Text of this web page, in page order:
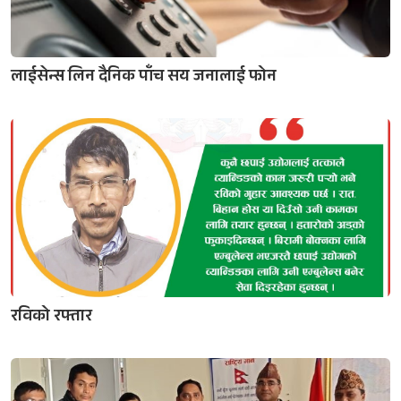
लाईसेन्स लिन दैनिक पाँच सय जनालाई फोन
रविको रफ्तार